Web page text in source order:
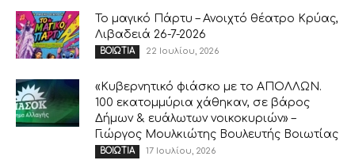
Το μαγικό Πάρτυ – Ανοιχτό θέατρο Κρύας,
Λιβαδειά 26-7-2026
ΒΟΙΩΤΙΑ 22 Ιουλίου, 2026
«Κυβερνητικό φιάσκο με το ΑΠΟΛΛΩΝ.
100 εκατομμύρια χάθηκαν, σε βάρος
Δήμων & ευάλωτων νοικοκυριών» –
Γιώργος Μουλκιώτης Βουλευτής Βοιωτίας
ΒΟΙΩΤΙΑ 17 Ιουλίου, 2026